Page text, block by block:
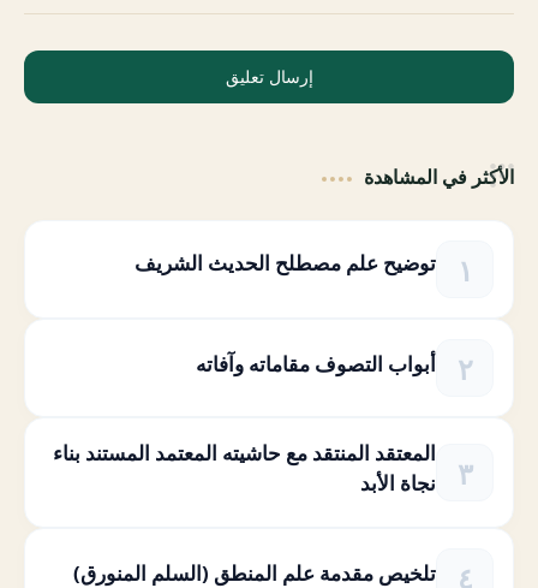
إرسال تعليق
الأكثر في المشاهدة
توضيح علم مصطلح الحديث الشريف
أبواب التصوف مقاماته وآفاته
المعتقد المنتقد مع حاشيته المعتمد المستند بناء
نجاة الأبد
تلخيص مقدمة علم المنطق (السلم المنورق)